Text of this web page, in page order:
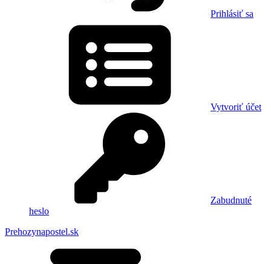
Prihlásiť sa
Vytvoriť účet
Zabudnuté
heslo
Prehozynapostel.sk